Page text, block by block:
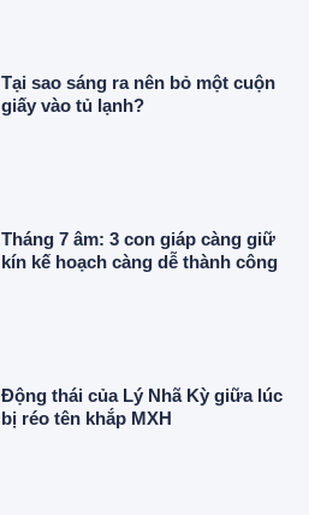
Tại sao sáng ra nên bỏ một cuộn
giấy vào tủ lạnh?
Tháng 7 âm: 3 con giáp càng giữ
kín kế hoạch càng dễ thành công
Động thái của Lý Nhã Kỳ giữa lúc
bị réo tên khắp MXH